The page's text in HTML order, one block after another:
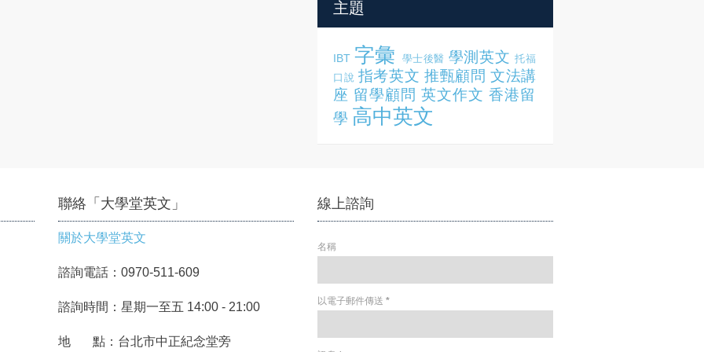
主題
IBT 字彙 學士後醫 學測英文 托福
口說 指考英文 推甄顧問 文法講
座 留學顧問 英文作文 香港留
學 高中英文
聯絡「大學堂英文」
關於大學堂英文
諮詢電話：0970-511-609
諮詢時間：星期一至五 14:00 - 21:00
地 點：台北市中正紀念堂旁
線上諮詢
名稱
以電子郵件傳送 *